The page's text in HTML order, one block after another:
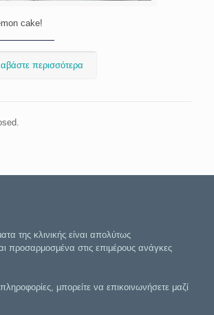
cake!
περισσότερα
της κλινικής είναι απολύτως
προσαρμοσμένα στις επιμέρους ανάγκες
μπορείτε να επικοινωνήσετε μαζί